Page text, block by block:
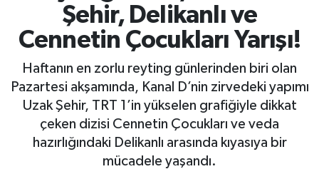
Şehir, Delikanlı ve
Cennetin Çocukları Yarışı!
Haftanın en zorlu reyting günlerinden biri olan
Pazartesi akşamında, Kanal D’nin zirvedeki yapımı
Uzak Şehir, TRT 1’in yükselen grafiğiyle dikkat
çeken dizisi Cennetin Çocukları ve veda
hazırlığındaki Delikanlı arasında kıyasıya bir
mücadele yaşandı.